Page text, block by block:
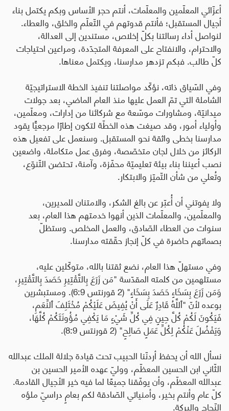
أعزّائي المعلّمين والمعلّمات، أنتم حجر الأساس وبكم يكتمل بناء
أجيال المستقبل؛ فأنتم قدوتهم في التّعلّم والخلق، والعطاء.
لنواصل أداء رسالتنا بكلّ إخلاص، مستندين إلى العدالة،
والاحترام، والانفتاح على المعرفة المتجدّدة، ومراعين احتياجات
كلّ طالب. فبكم تزدهر مدارسنا، ويكتمل معناها.
وفي السّياق ذاته، نؤكّد مواصلتنا تنفيذ الخطة الاستراتيجيّة
الشاملة التي تمّ العمل عليها منذ العام الماضي، بعد جولات
ميدانيّة، ومشاورات موسّعة مع شركائنا من إدارات، ومعلّمين،
وأولياء أمور، وقد صيغت هذه الخطّة لتكون إطارًا مرجعيًّا يقود
مدارسنا بخطى واثقة نحو المستقبل. وسنعمل على تفعيل هذه
الركائز من خلال لجان متخصّصة، وفرق عمل متكاملة، واضعين
نصب أعيننا بناء بيئة تعليميّة محفّزة، وآمنة، تحتضن التّنوّع،
وتُعلي من شأن التّميّز والابتكار.
ولا يفوتني أن أُعبّر عن بالغ الشكر، والامتنان للمديرين،
والمعلّمين، والمعلّمات الذين أنهوا خدمتهم هذا العام، بعد
سنوات من العطاء الصّادق، والعمل المخلص. وستظلّ
بصماتهم حاضرة في كلّ إنجاز حقّقته مدارسنا.
وفي مستهلّ هذا العام، نضع ثقتنا بالله، متوكّلين عليه،
مستلهمين من كلمته المقدّسة "مَن زَرَعَ بِالتَّقْتِيرِ حَصَدَ بِالتَّقْتِيرِ،
وَمَن زَرَعَ بِسَخَاءٍ حَصَدَ بِسَخَاءٍ" (2 قورنتس 6:9). ومستبشرين
بوعدهلأنّ "ٱللَّهُ قَادِرٌ عَلَى أَنْ يُفِيضَ عَلَيْكُمْ مُخْتَلِفَ ٱلنِّعَمِ،
فَيَكُونَ لَكُمْ كُلَّ حِينٍ فِي كُلِّ شَيْءٍ مَا يَكْفِي مُؤُونَتَكُمْ كُلَّهَا،
وَيَفْضُلَ عَنْكُمْ لِكُلِّ عَمَلٍ صَالِحٍ" (2قورنتس8:9
).
نسأل الله أن يحفظ أردنّنا الحبيب تحت قيادة جلالة الملك عبدالله
الثّاني ابن الحسين المعظّم، ووليّ عهده الأمير الحسين بن
عبدالله المعظّم، وأن يوفّقنا جميعًا لما فيه خير الأجيال القادمة.
كلّ عام وأنتم بخير، وأمنياتي الصّادقة لكم بعامٍ دراسيّ ملؤه
النّجاح والبركة.